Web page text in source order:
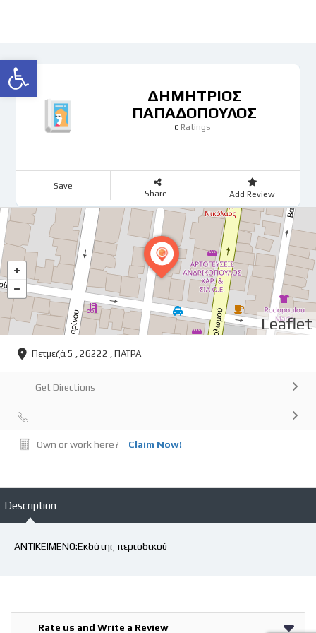
Ανοίξτε τη γραμμή εργαλείων
ΔΗΜΗΤΡΙΟΣ
ΠΑΠΑΔΟΠΟΥΛΟΣ
0Ratings
Save
Share Add Review
Leaflet
Πετμεζά 5 , 26222 , ΠΑΤΡΑ
Get Directions
Own or work here? Claim Now!
Description
ΑΝΤΙΚΕΙΜΕΝΟ:Εκδότης περιοδικού
Rate us and Write a Review